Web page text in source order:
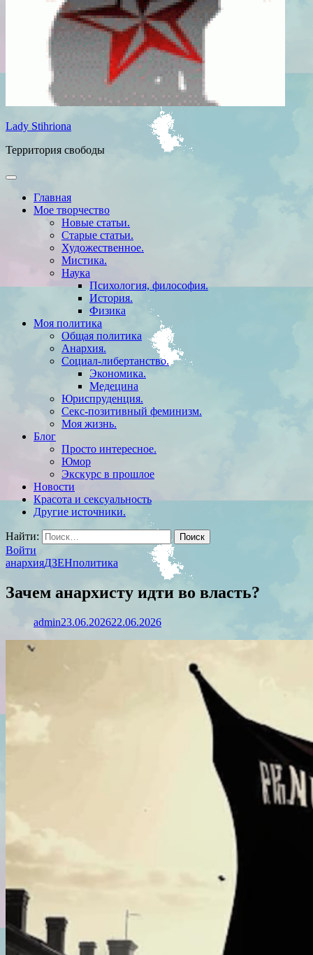
Lady Stihriona
Территория свободы
Главная
Мое творчество
Новые статьи.
Старые статьи.
Художественное.
Мистика.
Наука
Психология, философия.
История.
Физика
Моя политика
Общая политика
Анархия.
Социал-либертанство.
Экономика.
Медецина
Юриспруденция.
Секс-позитивный феминизм.
Моя жизнь.
Блог
Просто интересное.
Юмор
Экскурс в прошлое
Новости
Красота и сексуальность
Другие источники.
Найти:
Войти
анархияДЗЕНполитика
Зачем анархисту идти во власть?
admin23.06.202622.06.2026